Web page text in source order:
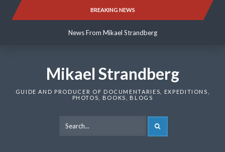
BREAKING NEWS
News From Mikael Strandberg
News From Mikael Strandberg
Mikael Strandberg
GUIDE AND PRODUCER OF DOCUMENTARIES, EXPEDITIONS,
PHOTOS, BOOKS, BLOGS